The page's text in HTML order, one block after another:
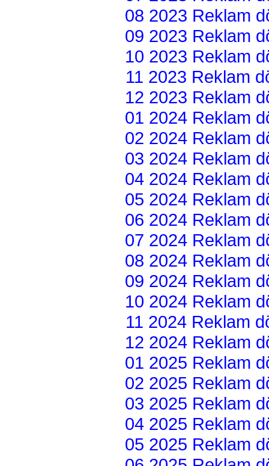
08 2023 Reklam
09 2023 Reklam
10 2023 Reklam
11 2023 Reklam
12 2023 Reklam
01 2024 Reklam
02 2024 Reklam
03 2024 Reklam
04 2024 Reklam
05 2024 Reklam
06 2024 Reklam
07 2024 Reklam
08 2024 Reklam
09 2024 Reklam
10 2024 Reklam
11 2024 Reklam
12 2024 Reklam
01 2025 Reklam
02 2025 Reklam
03 2025 Reklam
04 2025 Reklam
05 2025 Reklam